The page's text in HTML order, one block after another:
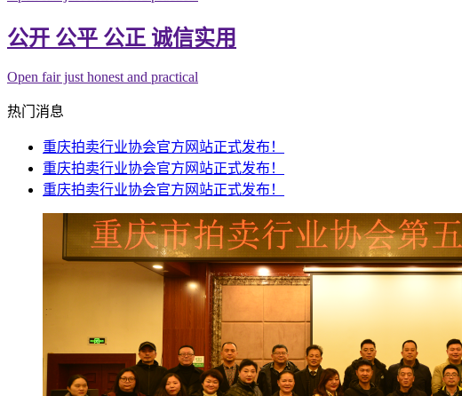
公开 公平 公正 诚信实用
Open fair just honest and practical
热门消息
重庆拍卖行业协会官方网站正式发布！
重庆拍卖行业协会官方网站正式发布！
重庆拍卖行业协会官方网站正式发布！